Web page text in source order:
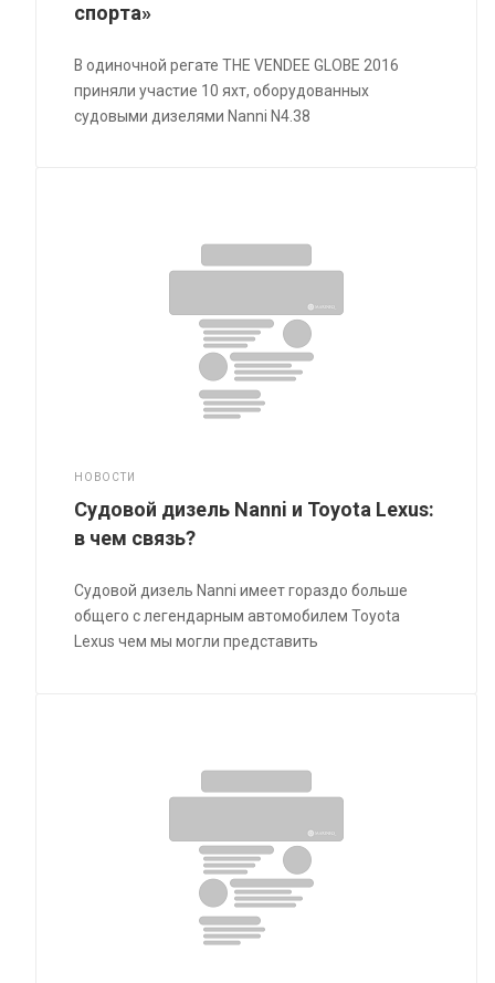
спорта»
В одиночной регате THE VENDEE GLOBE 2016
приняли участие 10 яхт, оборудованных
судовыми дизелями Nanni N4.38
НОВОСТИ
Судовой дизель Nanni и Toyota Lexus:
в чем связь?
Судовой дизель Nanni имеет гораздо больше
общего с легендарным автомобилем Toyota
Lexus чем мы могли представить